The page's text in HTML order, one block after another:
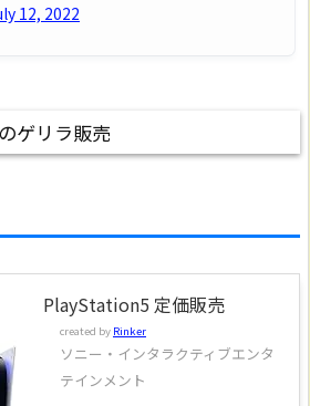
12, 2022
ゲリラ販売
PlayStation5 定価販売
created by Rinker
ソニー・インタラクティブエンタ
テインメント